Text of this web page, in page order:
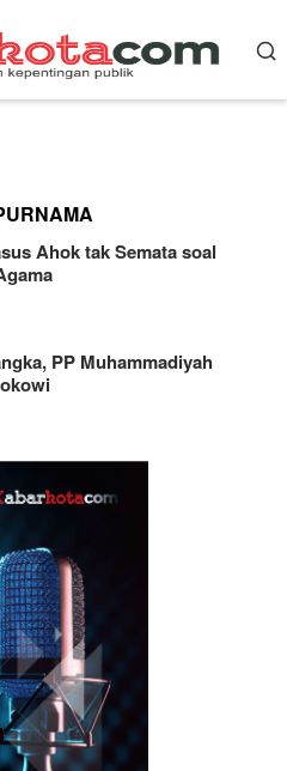
Ahok tak Semata soal
PP Muhammadiyah